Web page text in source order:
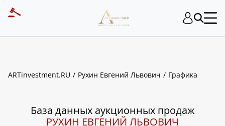
ARTinvestment.RU Рухин Евгений Львович Графика
База данных аукционных продаж
РУХИН ЕВГЕНИЙ ЛЬВОВИЧ